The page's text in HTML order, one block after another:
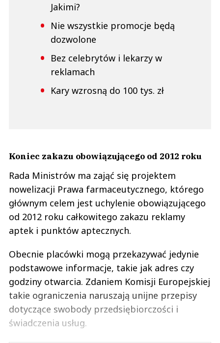
Jakimi?
Nie wszystkie promocje będą
dozwolone
Bez celebrytów i lekarzy w
reklamach
Kary wzrosną do 100 tys. zł
Koniec zakazu obowiązującego od 2012 roku
Rada Ministrów ma zająć się projektem
nowelizacji Prawa farmaceutycznego, którego
głównym celem jest uchylenie obowiązującego
od 2012 roku całkowitego zakazu reklamy
aptek i punktów aptecznych.
Obecnie placówki mogą przekazywać jedynie
podstawowe informacje, takie jak adres czy
godziny otwarcia. Zdaniem Komisji Europejskiej
takie ograniczenia naruszają unijne przepisy
dotyczące swobody przedsiębiorczości i
świadczenia usług.